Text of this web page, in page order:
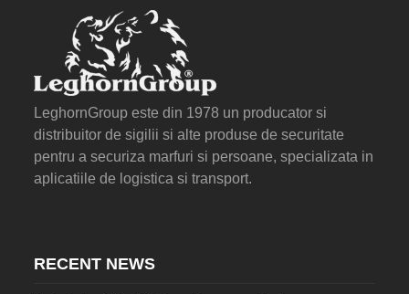
LeghornGroup este din 1978 un producator si
distribuitor de sigilii si alte produse de securitate
pentru a securiza marfuri si persoane, specializata in
aplicatiile de logistica si transport.
RECENT NEWS